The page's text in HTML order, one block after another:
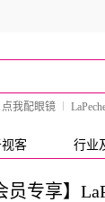
点我配眼镜
客 行业
员专享】